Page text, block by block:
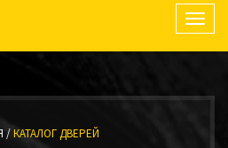
/КАТАЛОГ ДВЕРЕЙ